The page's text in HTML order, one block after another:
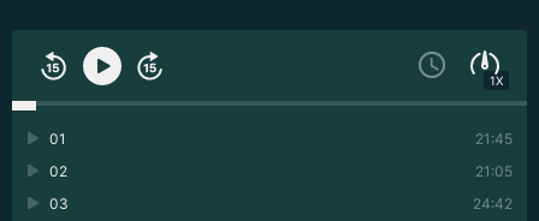
1X
21:45
01
21:05
02
24:42
03